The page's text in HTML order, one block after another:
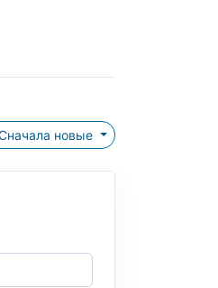
Сначала новые